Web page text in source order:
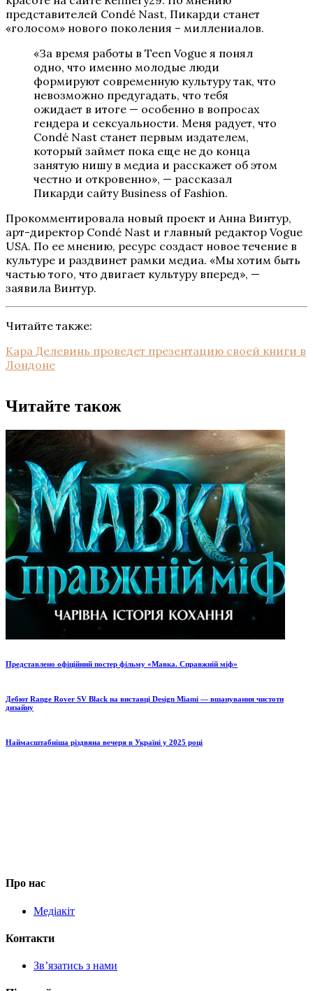
представителей Condé Nast, Пикарди станет
«голосом» нового поколения – миллениалов.
«За время работы в Teen Vogue я понял
одно, что именно молодые люди
формируют современную культуру так, что
невозможно предугадать, что тебя
ожидает в итоге — особенно в вопросах
гендера и сексуальности. Меня радует, что
Condé Nast станет первым издателем,
который займет пока еще не до конца
занятую нишу в медиа и расскажет об этом
честно и откровенно», — рассказал
Пикарди сайту Business of Fashion.
Прокомментировала новый проект и Анна Винтур,
арт-директор Condé Nast и главный редактор Vogue
USA. По ее мнению, ресурс создаст новое течение в
культуре и раздвинет рамки медиа. «Мы хотим быть
частью того, что двигает культуру вперед», —
заявила Винтур.
Читайте также:
Кара Делевинь проведет презентацию своей книги в
Лондоне
Читайте також
Представлено офіційний постер фільму «Мавка. Справжній міф»
Дебют Range Rover SV Black на виставці Design Miami — вшанування чистоти
дизайну
Наймасштабніша різдвяна вечеря в Україні у 2025 році
Про нас
Медіакіт
Контакти
Зв’язатись з нами